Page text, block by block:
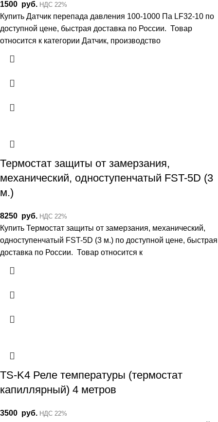
1500 руб. НДС 22%
Купить Датчик перепада давления 100-1000 Па LF32-10 по
доступной цене, быстрая доставка по России. Товар
относится к категории Датчик, производство
Термостат защиты от замерзания,
механический, одноступенчатый FST-5D (3
м.)
8250 руб. НДС 22%
Купить Термостат защиты от замерзания, механический,
одноступенчатый FST-5D (3 м.) по доступной цене, быстрая
доставка по России. Товар относится к
TS-K4 Реле температуры (термостат
капиллярный) 4 метров
3500 руб. НДС 22%